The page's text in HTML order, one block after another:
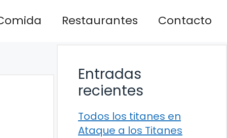
Restaurantes Contacto
Entradas
recientes
Todos los titanes en
Ataque a los Titanes